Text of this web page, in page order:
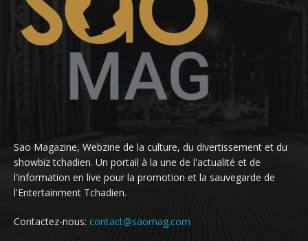
Sao Magazine, Webzine de la culture, du divertissement et du
showbiz tchadien. Un portail à la une de l'actualité et de
l'information en live pour la promotion et la sauvegarde de
l'Entertainment Tchadien.
Contactez-nous: contact@saomag.com